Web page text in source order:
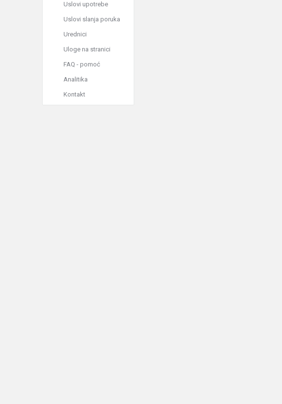
Uslovi upotrebe
Uslovi slanja poruka
Urednici
Uloge na stranici
FAQ - pomoć
Analitika
Kontakt